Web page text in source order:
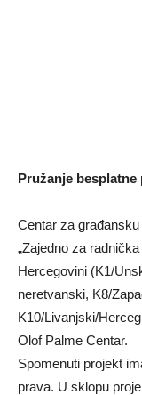
Pružanje
Centar za
„Zajedno za
Hercegovini (K1/
neretvanski, K8/
K10/Livanjski/
Olof Palme Centar.
Spomenuti projekt
prava. U sklopu